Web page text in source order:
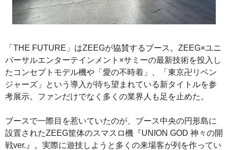
「THE FUTURE」はZEEGが協賛するブース。ZEEG×ユニ
バーサルエンターテインメント×サミーの最新技術を投入し
たコンセプトモデル機や「愛の不時着」、「東京卍リベン
ジャーズ」という導入が待ち望まれている新タイトルを参
考展示。ファンだけでなく多くの業界人も足を止めた。
ブースで一際目を惹いていたのが、ブース中央の円形島に
設置されたZEEG筐体のスマスロ機『UNION GOD 神々の開
戦ver.』。実際に遊技しようと多くの来場客が列を作ってい